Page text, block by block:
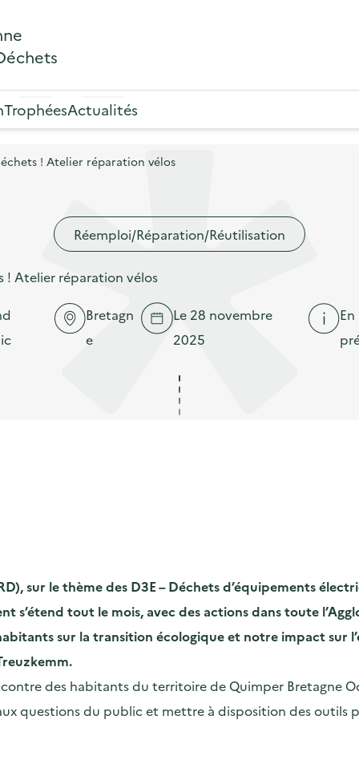
TrophéesActualités
! Atelier réparation vélos
Réemploi/Réparation/Réutilisation
! Atelier réparation vélos
Le 28 novembre
2025
Bretagn
e
En
sur le thème des D3E – Déchets d’équipements
s’étend tout le mois, avec des actions dans toute
sur la transition écologique et notre impact
des habitants du territoire de Quimper Bretagne
questions du public et mettre à disposition des outils